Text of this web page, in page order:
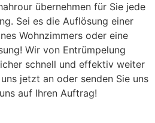
übernehmen für Sie jede
Sei es die Auflösung einer
Wohnzimmers oder eine
Wir von Entrümpelung
schnell und effektiv weiter
jetzt an oder senden Sie uns
auf Ihren Auftrag!